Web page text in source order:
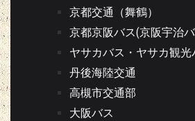
京都交通（舞鶴）
京都京阪バス(京阪宇治
ヤサカバス・ヤサカ観光
丹後海陸交通
高槻市交通部
大阪バス